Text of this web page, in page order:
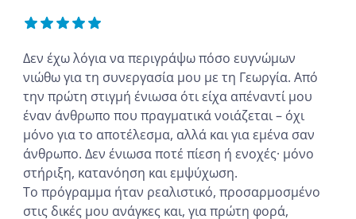
Δεν έχω λόγια να περιγράψω πόσο ευγνώμων
νιώθω για τη συνεργασία μου με τη Γεωργία. Από
την πρώτη στιγμή ένιωσα ότι είχα απέναντί μου
έναν άνθρωπο που πραγματικά νοιάζεται – όχι
μόνο για το αποτέλεσμα, αλλά και για εμένα σαν
άνθρωπο. Δεν ένιωσα ποτέ πίεση ή ενοχές· μόνο
στήριξη, κατανόηση και εμψύχωση.
Το πρόγραμμα ήταν ρεαλιστικό, προσαρμοσμένο
στις δικές μου ανάγκες και, για πρώτη φορά,